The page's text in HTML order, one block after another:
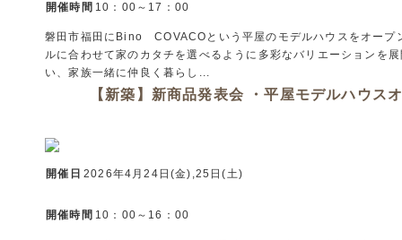
開催時間 10：00～17：00
磐田市福田にBino COVACOという平屋のモデルハウスをオープ
ルに合わせて家のカタチを選べるように多彩なバリエーションを
い、家族一緒に仲良く暮らし...
【新築】新商品発表会 ・平屋モデルハウス
開催日 2026年4月24日(金),25日(土)
開催時間 10：00～16：00